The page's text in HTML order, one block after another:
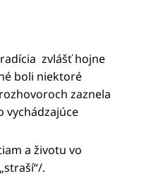
zvlášť hojne
boli niektoré
zaznela
vychádzajúce
a životu vo
.